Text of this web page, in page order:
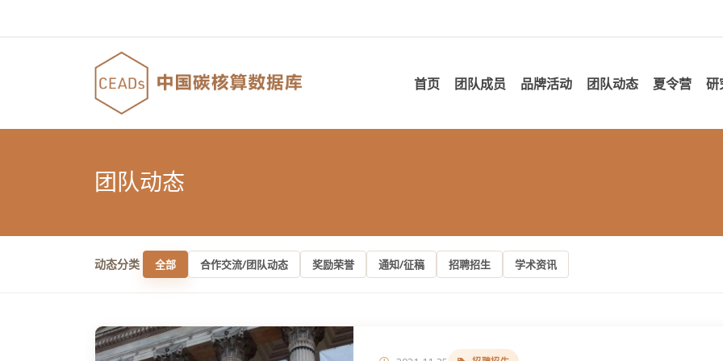
首页 团队成员 品牌活动 团队动态 夏令营 研
团队动态
动态分类 全部 合作交流/团队动态 奖励荣誉 通知/征稿 招聘招生 学术资讯